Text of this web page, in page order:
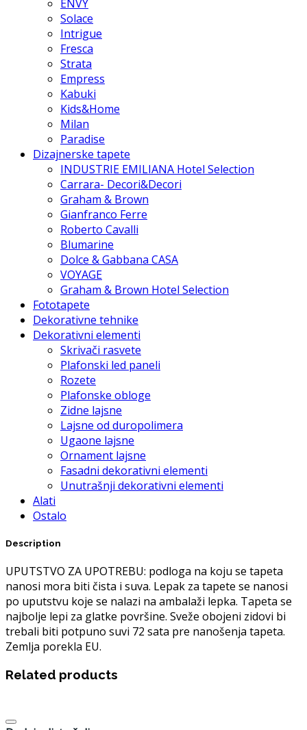
ENVY
Solace
Intrigue
Fresca
Strata
Empress
Kabuki
Kids&Home
Milan
Paradise
Dizajnerske tapete
INDUSTRIE EMILIANA Hotel Selection
Carrara- Decori&Decori
Graham & Brown
Gianfranco Ferre
Roberto Cavalli
Blumarine
Dolce & Gabbana CASA
VOYAGE
Graham & Brown Hotel Selection
Fototapete
Dekorativne tehnike
Dekorativni elementi
Skrivači rasvete
Plafonski led paneli
Rozete
Plafonske obloge
Zidne lajsne
Lajsne od duropolimera
Ugaone lajsne
Ornament lajsne
Fasadni dekorativni elementi
Unutrašnji dekorativni elementi
Alati
Ostalo
Description
UPUTSTVO ZA UPOTREBU: podloga na koju se tapeta
nanosi mora biti čista i suva. Lepak za tapete se nanosi
po uputstvu koje se nalazi na ambalaži lepka. Tapeta se
najbolje lepi za glatke površine. Sveže obojeni zidovi bi
trebali biti potpuno suvi 72 sata pre nanošenja tapeta.
Zemlja porekla EU.
Related products